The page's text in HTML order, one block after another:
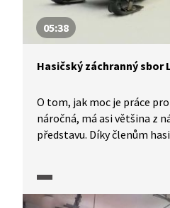
05:38
Hasičský záchranný sbor
O tom, jak moc je práce
náročná, má asi většina z
představu. Díky členům
nám umožní zhlédnout i
Na chvíli si od hasičů